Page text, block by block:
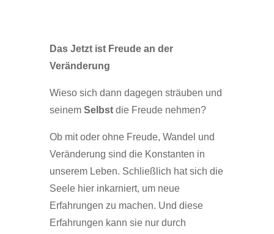
Das Jetzt ist Freude an der
Veränderung
Wieso sich dann dagegen sträuben und
seinem Selbstdie Freude nehmen?
Ob mit oder ohne Freude, Wandel und
Veränderung sind die Konstanten in
unserem Leben. Schließlich hat sich die
Seele hier inkarniert, um neue
Erfahrungen zu machen. Und diese
Erfahrungen kann sie nur durch